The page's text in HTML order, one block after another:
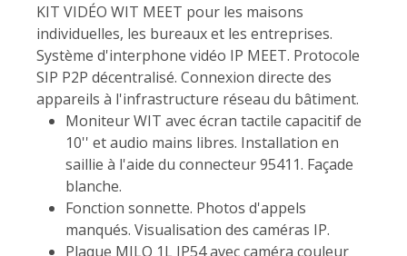
KIT VIDÉO WIT MEET pour les maisons
individuelles, les bureaux et les entreprises.
Système d'interphone vidéo IP MEET. Protocole
SIP P2P décentralisé. Connexion directe des
appareils à l'infrastructure réseau du bâtiment.
Moniteur WIT avec écran tactile capacitif de
10'' et audio mains libres. Installation en
saillie à l'aide du connecteur 95411. Façade
blanche.
Fonction sonnette. Photos d'appels
manqués. Visualisation des caméras IP.
Plaque MILO 1L IP54 avec caméra couleur